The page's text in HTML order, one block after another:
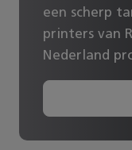
een scherp
printers van
Nederland